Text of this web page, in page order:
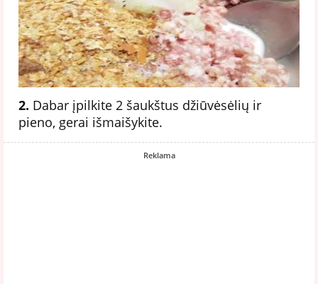
2. Dabar įpilkite 2 šaukštus džiūvėsėlių ir
pieno, gerai išmaišykite.
Reklama